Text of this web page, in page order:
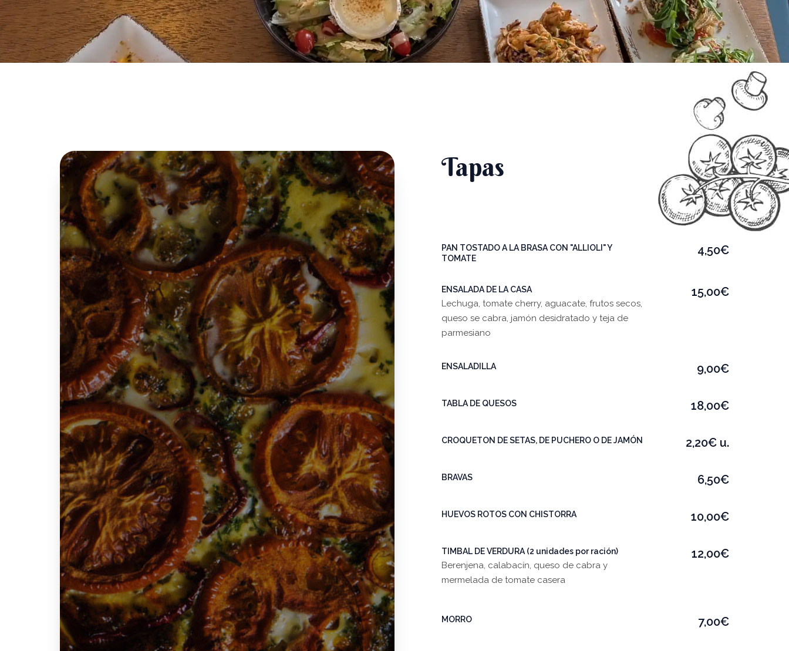
Tapas
PAN TOSTADO A LA BRASA CON "ALLIOLI" Y
TOMATE
4,50€
ENSALADA DE LA CASA
Lechuga, tomate cherry, aguacate, frutos secos,
queso se cabra, jamón desidratado y teja de
parmesiano
15,00€
ENSALADILLA 9,00€
TABLA DE QUESOS 18,00€
CROQUETON DE SETAS, DE PUCHERO O DE JAMÓN 2,20€ u.
BRAVAS 6,50€
HUEVOS ROTOS CON CHISTORRA 10,00€
TIMBAL DE VERDURA (2 unidades por ración)
Berenjena, calabacín, queso de cabra y
mermelada de tomate casera
12,00€
MORRO 7,00€